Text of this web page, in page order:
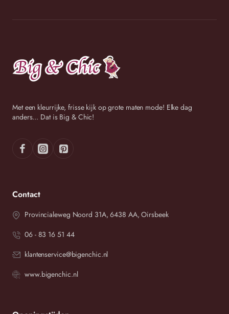
Met een kleurrijke, frisse kijk op grote maten mode! Elke dag
anders... Dat is Big & Chic!
Contact
Provincialeweg Noord 31A, 6438 AA, Oirsbeek
06 - 83 16 51 44
klantenservice@bigenchic.nl
www.bigenchic.nl